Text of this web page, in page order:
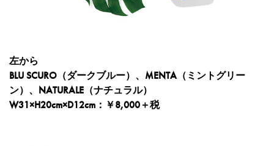
左から
BLU SCURO（ダークブルー）、MENTA（ミントグリー
ン）、NATURALE（ナチュラル）
W31×H20cm×D12cm：￥8,000＋税